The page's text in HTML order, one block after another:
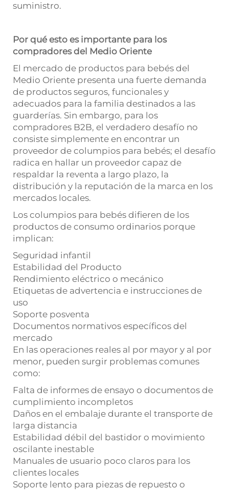
suministro.
Por qué esto es importante para los
compradores del Medio Oriente
El mercado de productos para bebés del
Medio Oriente presenta una fuerte demanda
de productos seguros, funcionales y
adecuados para la familia destinados a las
guarderías. Sin embargo, para los
compradores B2B, el verdadero desafío no
consiste simplemente en encontrar un
proveedor de columpios para bebés; el desafío
radica en hallar un proveedor capaz de
respaldar la reventa a largo plazo, la
distribución y la reputación de la marca en los
mercados locales.
Los columpios para bebés difieren de los
productos de consumo ordinarios porque
implican:
Seguridad infantil
Estabilidad del Producto
Rendimiento eléctrico o mecánico
Etiquetas de advertencia e instrucciones de
uso
Soporte posventa
Documentos normativos específicos del
mercado
En las operaciones reales al por mayor y al por
menor, pueden surgir problemas comunes
como:
Falta de informes de ensayo o documentos de
cumplimiento incompletos
Daños en el embalaje durante el transporte de
larga distancia
Estabilidad débil del bastidor o movimiento
oscilante inestable
Manuales de usuario poco claros para los
clientes locales
Soporte lento para piezas de repuesto o